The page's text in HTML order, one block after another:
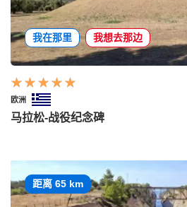
我在那里 我想去那边
欧洲
马拉松-战役纪念碑
距离 65 km